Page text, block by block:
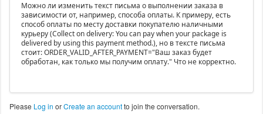
Можно ли изменить текст письма о выполнении заказа в
зависимости от, например, способа оплаты. К примеру, есть
способ оплаты по месту доставки покупателю наличными
курьеру (Collect on delivery: You can pay when your package is
delivered by using this payment method.), но в тексте письма
стоит: ORDER_VALID_AFTER_PAYMENT="Ваш заказ будет
обработан, как только мы получим оплату." Что не корректно.
Please Log in orCreate an accountto join the conversation.